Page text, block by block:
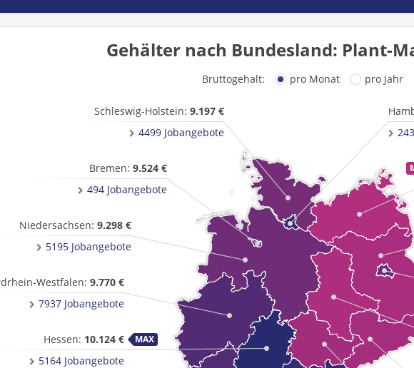
Gehälter nach Bundesland: Plant-
Bruttogehalt: pro Monat pro Jahr
Bremen: 9.524 €
494 Jobangebote
Hessen: 10.124 €
5164 Jobangebote
Niedersachsen: 9.298 €
5195 Jobangebote
Westfalen: 9.770 €
7937 Jobangebote
Schleswig-Holstein: 9.197 €
4499 Jobangebote